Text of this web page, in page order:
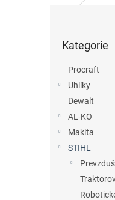
kategorie
Kategorie
Procraft
Uhlíky
Dewalt
AL-KO
Makita
STIHL